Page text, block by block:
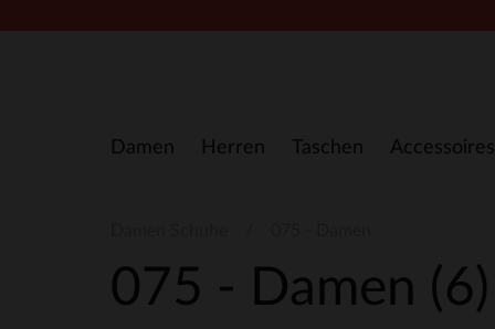
Damen Herren Taschen Accessoires
075 - Damen (6)